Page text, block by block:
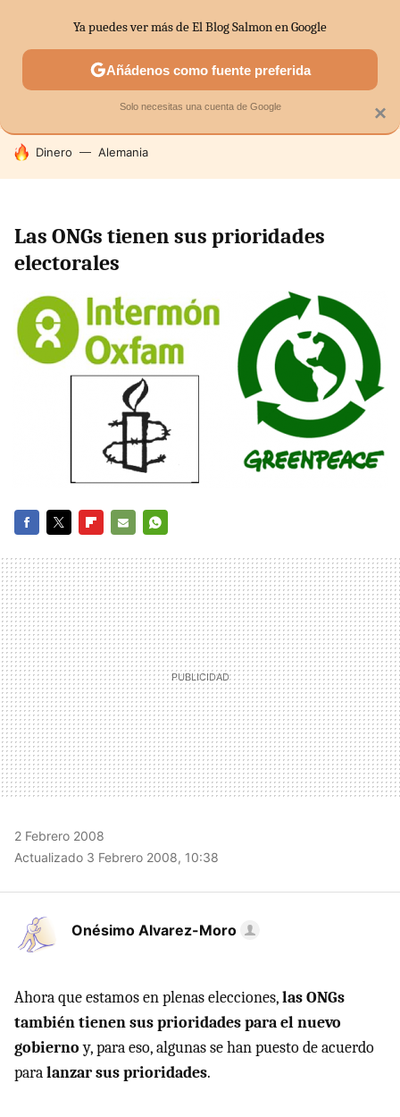
SECTORES ECONOMÍA DOMÉSTICA MERCADOS
HOY SE HABLA DE
Dinero Alemania
Las ONGs tienen sus prioridades
electorales
MAIL
2 Febrero 2008
Actualizado 3 Febrero 2008, 10:38
Onésimo Alvarez-Moro
Ahora que estamos en plenas elecciones,las ONGs
también tienen sus prioridades para el nuevo
gobiernoy, para eso, algunas se han puesto de acuerdo
paralanzar sus prioridades.
×
Ya puedes ver más de El Blog Salmon en Google
Añádenos como fuente preferida
Solo necesitas una cuenta de Google